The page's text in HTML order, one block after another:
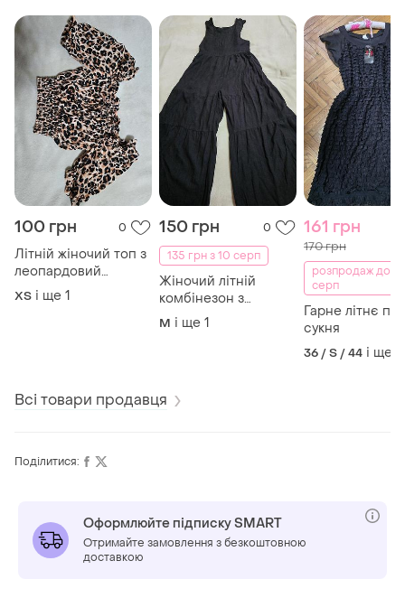
100 грн 0
Літній жіночий топ з
леопардовий
принтом
ХS і ще 1
150 грн
0
135 грн з 10 серп
Жіночий літній
комбінезон з
широкими брюками і
відкритою спинкою
M і ще 1
161 грн
170 грн
розпродаж до
серп
Гарне літнє
сукня
36 / S / 44 і ще
Всі товари продавця
Поділитися:
Оформлюйте підписку SMART
Отримайте замовлення з безкоштовною
доставкою